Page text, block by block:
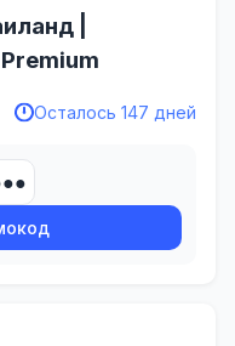
|
Осталось 147 дней